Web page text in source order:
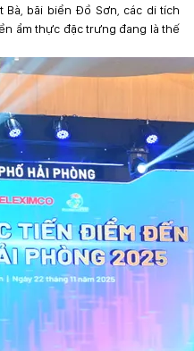
bãi biển Đồ Sơn, các di tích
ẩm thực đặc trưng đang là thế